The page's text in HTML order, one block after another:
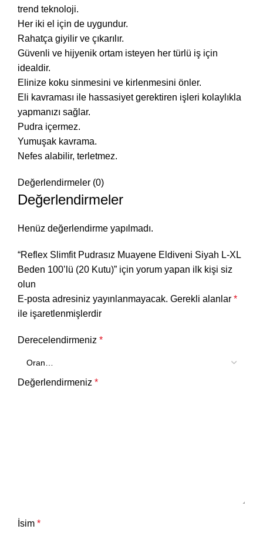
trend teknoloji.
Her iki el için de uygundur.
Rahatça giyilir ve çıkarılır.
Güvenli ve hijyenik ortam isteyen her türlü iş için
idealdir.
Elinize koku sinmesini ve kirlenmesini önler.
Eli kavraması ile hassasiyet gerektiren işleri kolaylıkla
yapmanızı sağlar.
Pudra içermez.
Yumuşak kavrama.
Nefes alabilir, terletmez.
Değerlendirmeler (0)
Değerlendirmeler
Henüz değerlendirme yapılmadı.
“Reflex Slimfit Pudrasız Muayene Eldiveni Siyah L-XL
Beden 100’lü (20 Kutu)” için yorum yapan ilk kişi siz
olun
E-posta adresiniz yayınlanmayacak. Gerekli alanlar *
ile işaretlenmişlerdir
Derecelendirmeniz *
Değerlendirmeniz *
İsim *